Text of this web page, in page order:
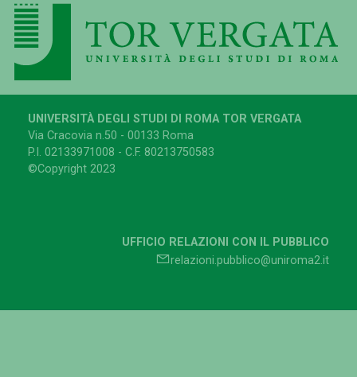
UNIVERSITÀ DEGLI STUDI DI ROMA TOR VERGATA
Via Cracovia n.50 - 00133 Roma
P.I. 02133971008 - C.F. 80213750583
©Copyright 2023
UFFICIO RELAZIONI CON IL PUBBLICO
relazioni.pubblico@uniroma2.it